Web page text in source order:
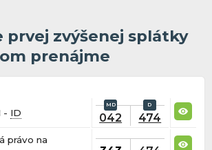
prvej zvýšenej splátky
prenájme
- ID 042 474
právo na